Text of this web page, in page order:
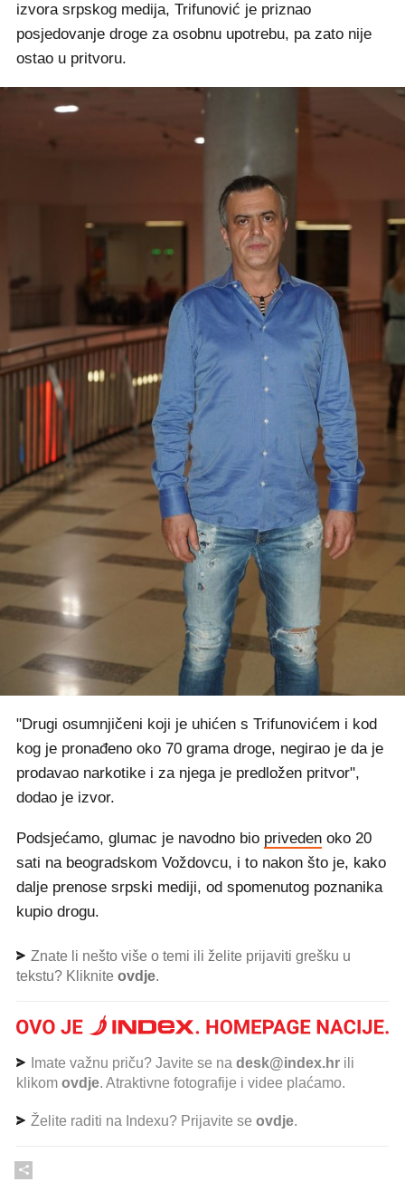
izvora srpskog medija, Trifunović je priznao
posjedovanje droge za osobnu upotrebu, pa zato nije
ostao u pritvoru.
"Drugi osumnjičeni koji je uhićen s Trifunovićem i kod
kog je pronađeno oko 70 grama droge, negirao je da je
prodavao narkotike i za njega je predložen pritvor",
dodao je izvor.
Podsjećamo, glumac je navodno bio priveden oko 20
sati na beogradskom Voždovcu, i to nakon što je, kako
dalje prenose srpski mediji, od spomenutog poznanika
kupio drogu.
Znate li nešto više o temi ili želite prijaviti grešku u
tekstu? Kliknite ovdje.
Imate važnu priču? Javite se na desk@index.hr ili
klikom ovdje. Atraktivne fotografije i videe plaćamo.
Želite raditi na Indexu? Prijavite se ovdje.